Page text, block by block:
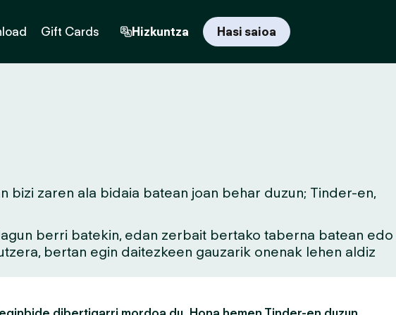
Gift Cards Hizkuntza Hasi saioa
zaren ala bidaia batean joan behar duzun; Tinder-en,
berri batekin, edan zerbait bertako taberna batean edo
bertan egin daitezkeen gauzarik onenak lehen aldiz